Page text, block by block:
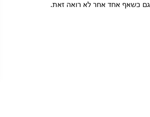
כשאף אחד אחר לא רואה זאת.